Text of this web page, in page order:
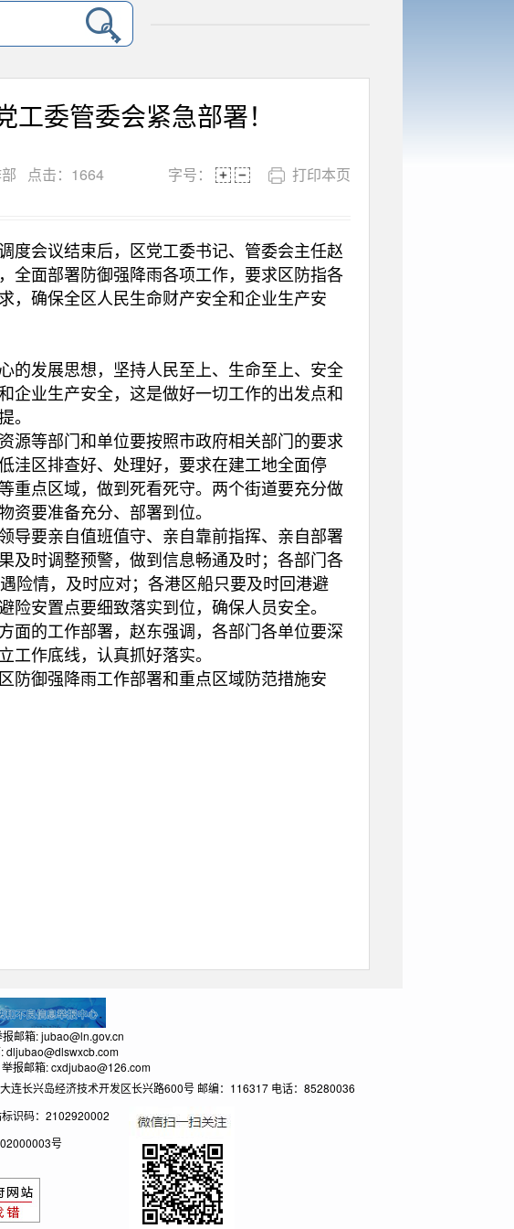
委管委会紧急部署！
点击： 1664 字号： 打印本页
会议结束后，区党工委书记、管委会主任赵
全面部署防御强降雨各项工作，要求区防指各
，确保全区人民生命财产安全和企业生产安
发展思想，坚持人民至上、生命至上、安全
企业生产安全，这是做好一切工作的出发点和
。
等部门和单位要按照市政府相关部门的要求
洼区排查好、处理好，要求在建工地全面停
重点区域，做到死看死守。两个街道要充分做
要准备充分、部署到位。
要亲自值班值守、亲自靠前指挥、亲自部署
及时调整预警，做到信息畅通及时；各部门各
险情，及时应对；各港区船只要及时回港避
安置点要细致落实到位，确保人员安全。
的工作部署，赵东强调，各部门各单位要深
工作底线，认真抓好落实。
御强降雨工作部署和重点区域防范措施安
邮箱: jubao@ln.gov.cn
dljubao@dlswxcb.com
报邮箱: cxdjubao@126.com
连长兴岛经济技术开发区长兴路600号 邮编：116317 电话：85280036
识码：2102920002
号